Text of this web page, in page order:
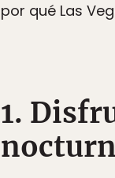
por qué Las
1.